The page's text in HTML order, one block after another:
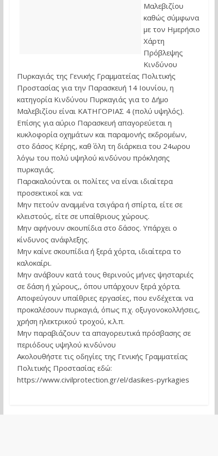
Μαλεβιζίου
καθώς σύμφωνα
με τον Ημερήσιο
Χάρτη
Πρόβλεψης
Κινδύνου
Πυρκαγιάς της Γενικής Γραμματείας Πολιτικής
Προστασίας για την Παρασκευή 14 Ιουνίου, η
κατηγορία Κινδύνου Πυρκαγιάς για το Δήμο
Μαλεβιζίου είναι ΚΑΤΗΓΟΡΙΑΣ 4 (πολύ υψηλός).
Επίσης για αύριο Παρασκευή απαγορεύεται η
κυκλοφορία οχημάτων και παραμονής εκδρομέων,
στο δάσος Κέρης, καθ΄ όλη τη διάρκεια του 24ωρου
λόγω του πολύ υψηλού κινδύνου πρόκλησης
πυρκαγιάς.
Παρακαλούνται οι πολίτες να είναι ιδιαίτερα
προσεκτικοί και να:
Μην πετούν αναμμένα τσιγάρα ή σπίρτα, είτε σε
κλειστούς, είτε σε υπαίθριους χώρους.
Μην αφήνουν σκουπίδια στο δάσος. Υπάρχει ο
κίνδυνος ανάφλεξης.
Μην καίνε σκουπίδια ή ξερά χόρτα, ιδιαίτερα το
καλοκαίρι.
Μην ανάβουν κατά τους θερινούς μήνες ψησταριές
σε δάση ή χώρους,, όπου υπάρχουν ξερά χόρτα.
Αποφεύγουν υπαίθριες εργασίες, που ενδέχεται να
προκαλέσουν πυρκαγιά, όπως π.χ. οξυγονοκολλήσεις,
χρήση ηλεκτρικού τροχού, κ.λ.π.
Μην παραβιάζουν τα απαγορευτικά πρόσβασης σε
περιόδους υψηλού κινδύνου
Ακολουθήστε τις οδηγίες της Γενικής Γραμματείας
Πολιτικής Προστασίας εδώ:
https://www.civilprotection.gr/el/dasikes-pyrkagies